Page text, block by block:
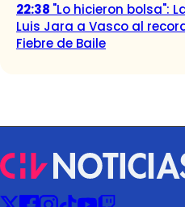
22:38 "Lo hicieron bolsa":
Luis Jara a Vasco al
Fiebre de Baile